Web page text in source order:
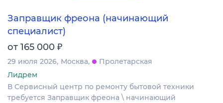
Заправщик фреона (начинающий
специалист)
от 165 000 ₽
29 июля 2026 Москва
Пролетарская
Лидрем
В Сервисный центр по ремонту бытовой техники
требуется Заправщик фреона \ начинающий